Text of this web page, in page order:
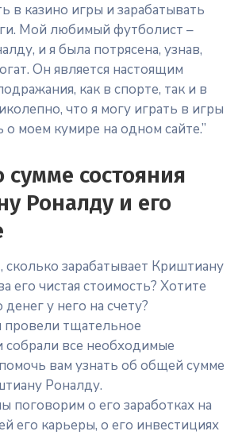
в казино игры и зарабатывать
Мой любимый футболист –
и я была потрясена, узнав,
Он является настоящим
как в спорте, так и в
что я могу играть в игры
о моем кумире на одном сайте.”
сумме состояния
Роналду и его
сколько зарабатывает Криштиану
его чистая стоимость? Хотите
денег у него на счету?
тщательное
собрали все необходимые
вам узнать об общей сумме
Роналду.
поговорим о его заработках на
его карьеры, о его инвестициях